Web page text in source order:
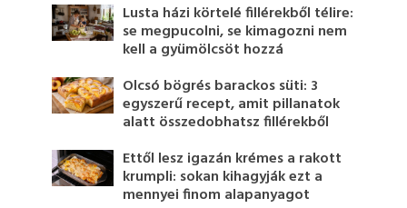
Lusta házi körtelé fillérekből télire:
se megpucolni, se kimagozni nem
kell a gyümölcsöt hozzá
Olcsó bögrés barackos süti: 3
egyszerű recept, amit pillanatok
alatt összedobhatsz fillérekből
Ettől lesz igazán krémes a rakott
krumpli: sokan kihagyják ezt a
mennyei finom alapanyagot